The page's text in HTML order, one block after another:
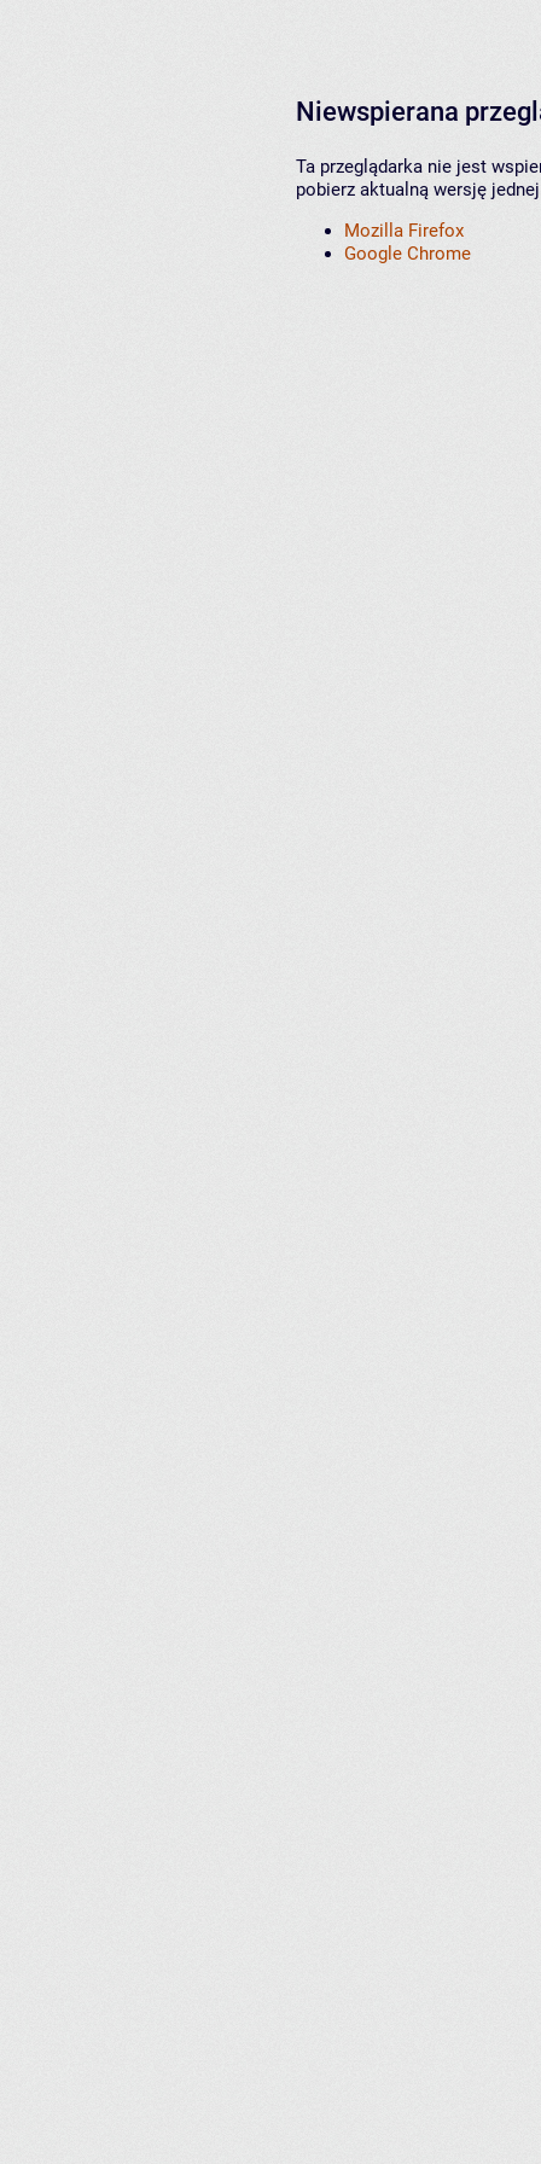
Niewspierana
Ta przeglądarka nie jest
pobierz aktualną wersję
Mozilla Firefox
Google Chrome